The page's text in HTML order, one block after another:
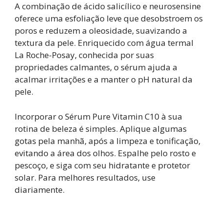
A combinação de ácido salicílico e neurosensine
oferece uma esfoliação leve que desobstroem os
poros e reduzem a oleosidade, suavizando a
textura da pele. Enriquecido com água termal
La Roche-Posay, conhecida por suas
propriedades calmantes, o sérum ajuda a
acalmar irritações e a manter o pH natural da
pele.
Incorporar o Sérum Pure Vitamin C10 à sua
rotina de beleza é simples. Aplique algumas
gotas pela manhã, após a limpeza e tonificação,
evitando a área dos olhos. Espalhe pelo rosto e
pescoço, e siga com seu hidratante e protetor
solar. Para melhores resultados, use
diariamente.